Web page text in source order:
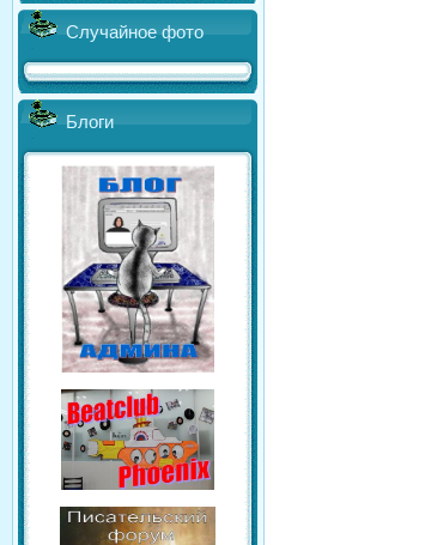
Случайное фото
Блоги